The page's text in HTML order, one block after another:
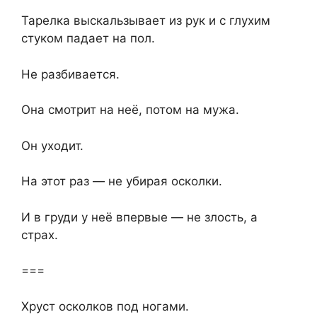
Тарелка выскальзывает из рук и с глухим
стуком падает на пол.
Не разбивается.
Она смотрит на неё, потом на мужа.
Он уходит.
На этот раз — не убирая осколки.
И в груди у неё впервые — не злость, а
страх.
===
Хруст осколков под ногами.